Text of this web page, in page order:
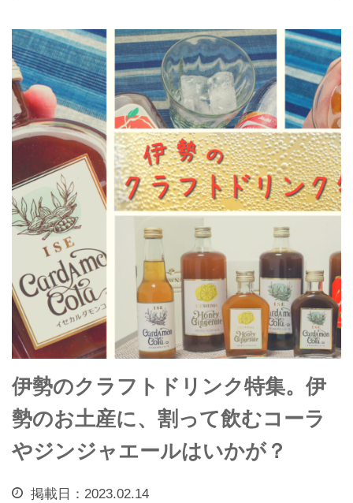
伊勢のクラフトドリンク特集。伊
勢のお土産に、割って飲むコーラ
やジンジャエールはいかが？
掲載日：2023.02.14